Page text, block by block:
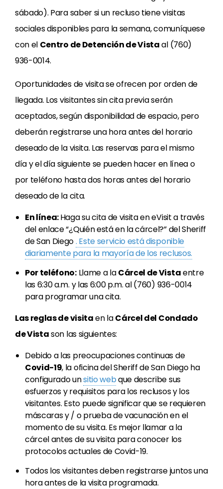
sábado). Para saber si un recluso tiene visitas
sociales disponibles para la semana, comuníquese
con el Centro de Detención de Vistaal (760)
936-0014.
Oportunidades de visita se ofrecen por orden de
llegada. Los visitantes sin cita previa serán
aceptados, según disponibilidad de espacio, pero
deberán registrarse una hora antes del horario
deseado de la visita. Las reservas para el mismo
día y el día siguiente se pueden hacer en línea o
por teléfono hasta dos horas antes del horario
deseado de la cita.
En línea:Haga su cita de visita en eVisit a través
del enlace “¿Quién está en la cárcel?” del Sheriff
de San Diego. Este servicio está disponible
diariamente para la mayoría de los reclusos.
Por teléfono:Llame a laCárcel de Vistaentre
las 6:30 a.m. y las 6:00 p.m. al (760) 936-0014
para programar una cita.
Las reglas de visitaen laCárcel del Condado
de Vistason las siguientes:
Debido a las preocupaciones continuas de
Covid-19, la oficina del Sheriff de San Diego ha
configurado unsitio webque describe sus
esfuerzos y requisitos para los reclusos y los
visitantes. Esto puede significar que se requieren
máscaras y / o prueba de vacunación en el
momento de su visita. Es mejor llamar a la
cárcel antes de su visita para conocer los
protocolos actuales de Covid-19.
Todos los visitantes deben registrarse juntos una
hora antes de la visita programada.